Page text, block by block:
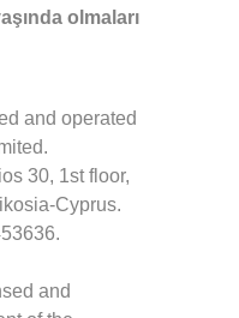
olmaları
and operated
30, 1st floor,
Cyprus.
and